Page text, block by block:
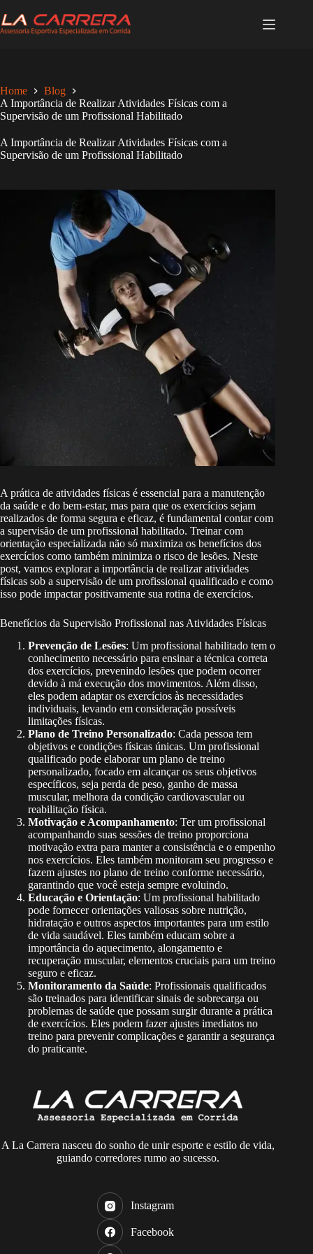
para
o
Home
Blog
A Importância de Realizar Atividades Físicas com a
Supervisão de um Profissional Habilitado
A Importância de Realizar Atividades Físicas com a
Supervisão de um Profissional Habilitado
A prática de atividades físicas é essencial para a manutenção
da saúde e do bem-estar, mas para que os exercícios sejam
realizados de forma segura e eficaz, é fundamental contar com
a supervisão de um profissional habilitado. Treinar com
orientação especializada não só maximiza os benefícios dos
exercícios como também minimiza o risco de lesões. Neste
post, vamos explorar a importância de realizar atividades
físicas sob a supervisão de um profissional qualificado e como
isso pode impactar positivamente sua rotina de exercícios.
Benefícios da Supervisão Profissional nas Atividades Físicas
Prevenção de Lesões: Um profissional habilitado tem o
conhecimento necessário para ensinar a técnica correta
dos exercícios, prevenindo lesões que podem ocorrer
devido à má execução dos movimentos. Além disso,
eles podem adaptar os exercícios às necessidades
individuais, levando em consideração possíveis
limitações físicas.
Plano de Treino Personalizado: Cada pessoa tem
objetivos e condições físicas únicas. Um profissional
qualificado pode elaborar um plano de treino
personalizado, focado em alcançar os seus objetivos
específicos, seja perda de peso, ganho de massa
muscular, melhora da condição cardiovascular ou
reabilitação física.
Motivação e Acompanhamento: Ter um profissional
acompanhando suas sessões de treino proporciona
motivação extra para manter a consistência e o empenho
nos exercícios. Eles também monitoram seu progresso e
fazem ajustes no plano de treino conforme necessário,
garantindo que você esteja sempre evoluindo.
Educação e Orientação: Um profissional habilitado
pode fornecer orientações valiosas sobre nutrição,
hidratação e outros aspectos importantes para um estilo
de vida saudável. Eles também educam sobre a
importância do aquecimento, alongamento e
recuperação muscular, elementos cruciais para um treino
seguro e eficaz.
Monitoramento da Saúde: Profissionais qualificados
são treinados para identificar sinais de sobrecarga ou
problemas de saúde que possam surgir durante a prática
de exercícios. Eles podem fazer ajustes imediatos no
treino para prevenir complicações e garantir a segurança
do praticante.
A La Carrera nasceu do sonho de unir esporte e estilo de vida,
guiando corredores rumo ao sucesso.
Instagram
Facebook